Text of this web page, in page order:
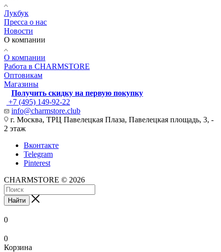
Лукбук
Пресса о нас
Новости
О компании
О компании
Работа в CHARMSTORE
Оптовикам
Магазины
Получить скидку на первую покупку
+7 (495) 149-92-22
info@charmstore.club
г. Москва, ТРЦ Павелецкая Плаза, Павелецкая площадь, 3, -
2 этаж
Вконтакте
Telegram
Pinterest
CHARMSTORE © 2026
Найти
0
0
Корзина